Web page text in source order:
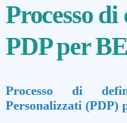
Processo
PDP per
Processo di
Personalizzati (PDP)